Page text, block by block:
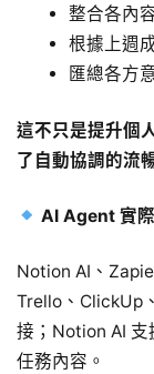
整合各內
根據上週
匯總各方
這不只是提升個
了自動協調的流
AI Agent 實
Notion AI、
Trello、ClickUp
接；Notion AI 支
任務內容。